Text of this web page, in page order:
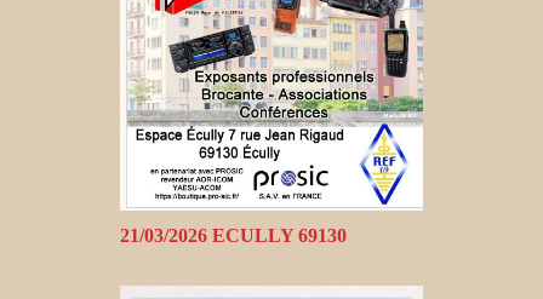
21/03/2026 ECULLY 69130